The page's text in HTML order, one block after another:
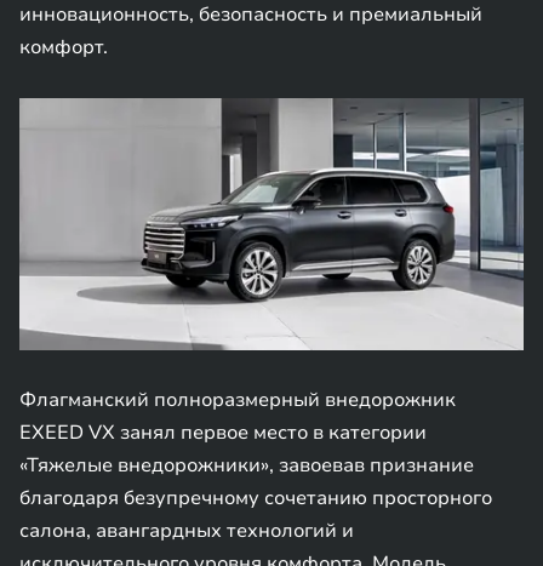
инновационность, безопасность и премиальный
комфорт.
Флагманский полноразмерный внедорожник
EXEED VX занял первое место в категории
«Тяжелые внедорожники», завоевав признание
благодаря безупречному сочетанию просторного
салона, авангардных технологий и